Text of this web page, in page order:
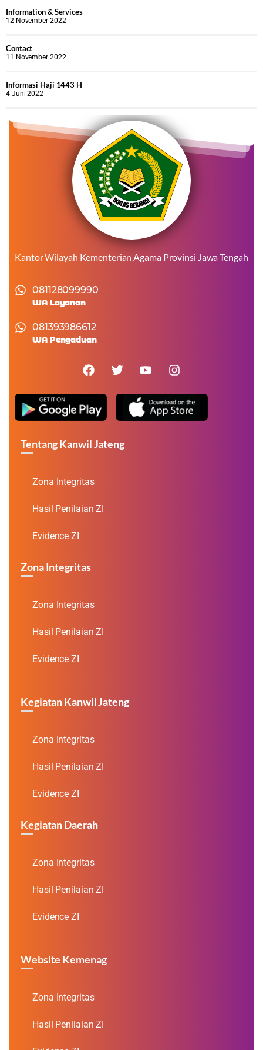
Information & Services
12 November 2022
Contact
11 November 2022
Informasi Haji 1443 H
4 Juni 2022
Kantor Wilayah Kementerian Agama Provinsi Jawa Tengah
081128099990
WA Layanan
081393986612
WA Pengaduan
Tentang Kanwil Jateng
Zona Integritas
Hasil Penilaian ZI
Evidence ZI
Zona Integritas
Zona Integritas
Hasil Penilaian ZI
Evidence ZI
Kegiatan Kanwil Jateng
Zona Integritas
Hasil Penilaian ZI
Evidence ZI
Kegiatan Daerah
Zona Integritas
Hasil Penilaian ZI
Evidence ZI
Website Kemenag
Zona Integritas
Hasil Penilaian ZI